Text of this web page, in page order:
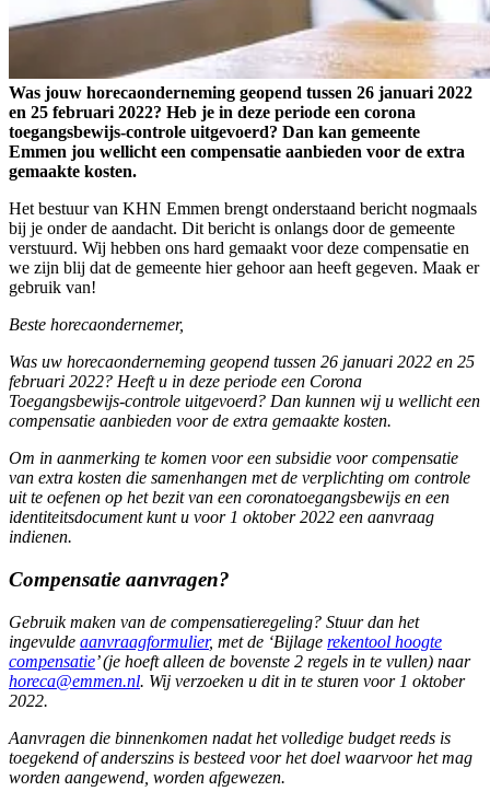
Was jouw horecaonderneming geopend tussen 26 januari 2022
en 25 februari 2022? Heb je in deze periode een corona
toegangsbewijs-controle uitgevoerd? Dan kan gemeente
Emmen jou wellicht een compensatie aanbieden voor de extra
gemaakte kosten.
Het bestuur van KHN Emmen brengt onderstaand bericht nogmaals
bij je onder de aandacht. Dit bericht is onlangs door de gemeente
verstuurd. Wij hebben ons hard gemaakt voor deze compensatie en
we zijn blij dat de gemeente hier gehoor aan heeft gegeven. Maak er
gebruik van!
Beste horecaondernemer,
Was uw horecaonderneming geopend tussen 26 januari 2022 en 25
februari 2022? Heeft u in deze periode een Corona
Toegangsbewijs-controle uitgevoerd? Dan kunnen wij u wellicht een
compensatie aanbieden voor de extra gemaakte kosten.
Om in aanmerking te komen voor een subsidie voor compensatie
van extra kosten die samenhangen met de verplichting om controle
uit te oefenen op het bezit van een coronatoegangsbewijs en een
identiteitsdocument kunt u voor 1 oktober 2022 een aanvraag
indienen.
Compensatie aanvragen?
Gebruik maken van de compensatieregeling? Stuur dan het
ingevulde aanvraagformulier, met de ‘Bijlage rekentool hoogte
compensatie’ (je hoeft alleen de bovenste 2 regels in te vullen) naar
horeca@emmen.nl. Wij verzoeken u dit in te sturen voor 1 oktober
2022.
Aanvragen die binnenkomen nadat het volledige budget reeds is
toegekend of anderszins is besteed voor het doel waarvoor het mag
worden aangewend, worden afgewezen.